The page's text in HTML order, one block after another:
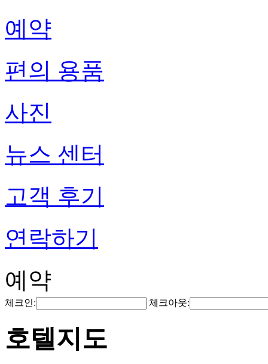
예약
편의 용품
사진
뉴스 센터
고객 후기
연락하기
예약
체크인: 체크아웃:
호텔지도